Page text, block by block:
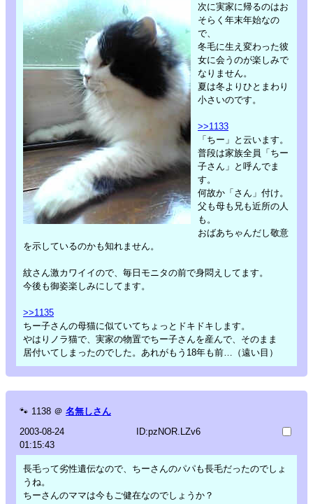
次に実家に帰るのはお
そらく年末年始なの
で、
冬毛に生え変わった彼
女に会うのが楽しみで
なりません。
夏は冬よりひとまわり
小さいのです。
>>1133
「ちー」と云います。
普段は家族全員「ちー
子さん」と呼んでま
す。
何故か「さん」付け。
父も母も兄も近所の人
も。
おばあちゃんだし敬意
を示しているのかも知れません。
紋さん激カワイイので、毎日モニタの前で身悶えしてます。
今後も御姿楽しみにしてます。
>>1135
ちー子さんの母猫に似ていてちょっとドキドキします。
やはりノラ猫で、実家の物置でちー子さんを産んで、そのまま
居付いてしまったのでした。あれがもう18年も前…（遠い目）
🐾 1138 ＠ 名無しさん
2003-08-24
01:15:43
ID:pzNOR.LZv6
長毛って劣性遺伝なので、ちーさんのパパも長毛だったのでしょ
うね。
ちーさんのママは今もご健在なのでしょうか？